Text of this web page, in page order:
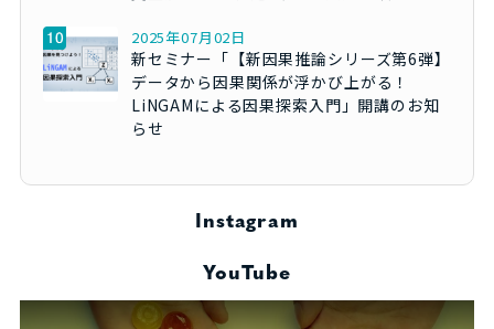
2025年07月02日
新セミナー「【新因果推論シリーズ第6弾】
データから因果関係が浮かび上がる！
LiNGAMによる因果探索入門」開講のお知
らせ
Instagram
YouTube